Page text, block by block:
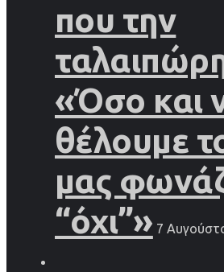
που την
«Όσο και
θέλουμε
μας
“όχι”» 7